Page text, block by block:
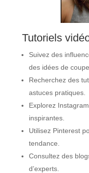
Tutoriels
Suivez des
des idées de
Recherchez des
astuces pratiques.
Explorez
inspirantes.
Utilisez Pinterest
tendance.
Consultez des
d’experts.